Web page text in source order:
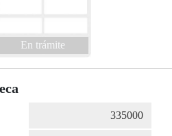
En trámite